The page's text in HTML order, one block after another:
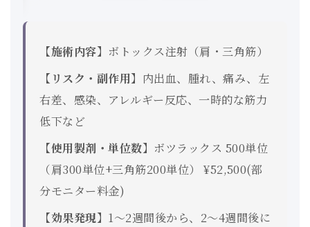
【施術内容】 ボトックス注射（肩・三角筋）
【リスク・副作用】 内出血、腫れ、痛み、左
右差、感染、アレルギー反応、一時的な筋力
低下など
【使用製剤・単位数】 ボツラックス 500単位
（肩300単位+三角筋200単位） ¥52,500(部
分モニター料金)
【効果発現】 1〜2週間後から、2〜4週間後に